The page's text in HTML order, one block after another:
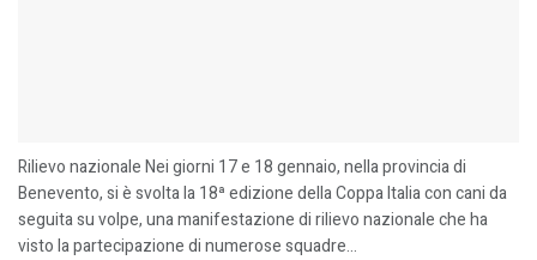
Rilievo nazionale Nei giorni 17 e 18 gennaio, nella provincia di
Benevento, si è svolta la 18ª edizione della Coppa Italia con cani da
seguita su volpe, una manifestazione di rilievo nazionale che ha
visto la partecipazione di numerose squadre...